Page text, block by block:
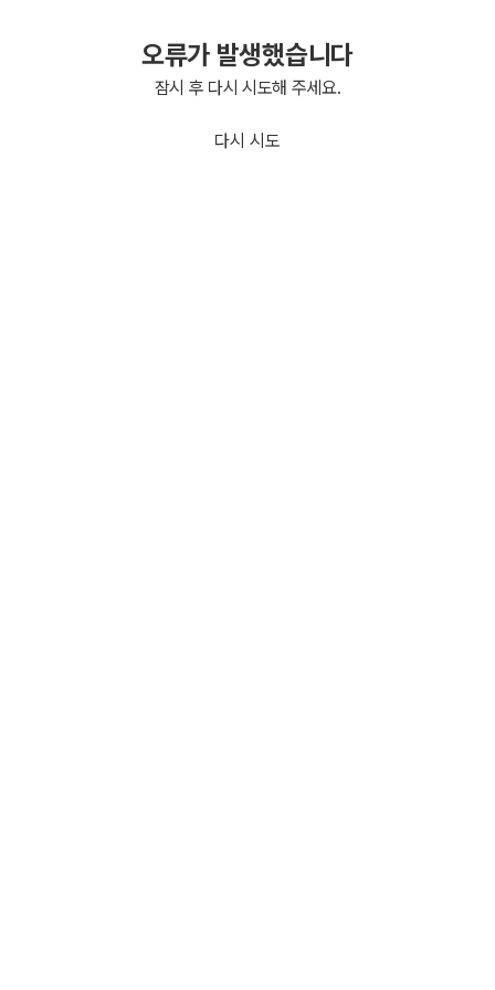
오류가 발생했습니다
잠시 후 다시 시도해 주세요.
다시 시도